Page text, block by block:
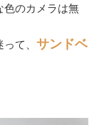
色のカメラは無
て、 サンドベ